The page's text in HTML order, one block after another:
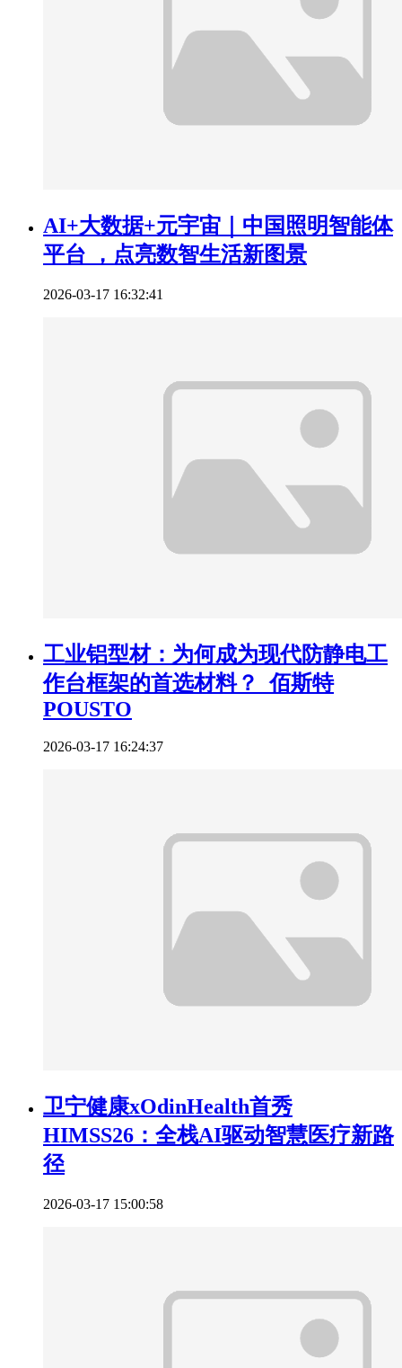
AI+大数据+元宇宙｜中国照明智能体
平台 ，点亮数智生活新图景
2026-03-17 16:32:41
工业铝型材：为何成为现代防静电工
作台框架的首选材料？_佰斯特
POUSTO
2026-03-17 16:24:37
卫宁健康xOdinHealth首秀
HIMSS26：全栈AI驱动智慧医疗新路
径
2026-03-17 15:00:58